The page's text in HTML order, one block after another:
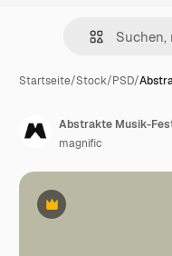
Startseite/Stock/PSD/
Premium
Abstrakte Musik-
magnific